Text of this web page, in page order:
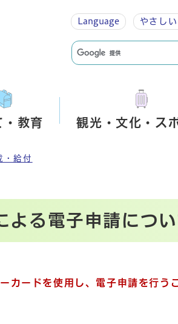
Language やさしい
・教育 観光・文化・ス
・給付
る電子申請につい
カードを使用し、電子申請を行う